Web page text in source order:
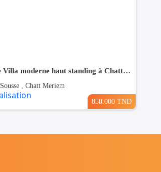
Une Villa moderne haut standing à Chatt Mariem Sousse Vue mer
Sousse , Chatt Meriem
850.000 TND